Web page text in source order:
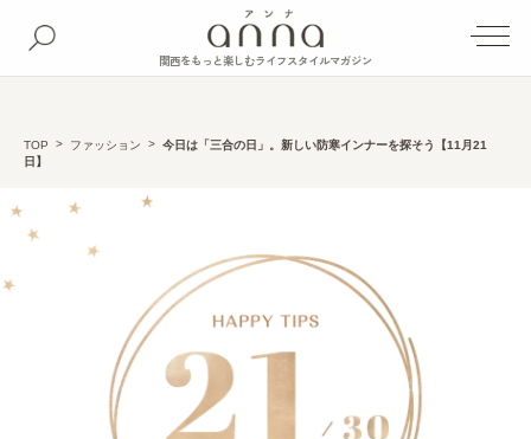
関西をもっと楽しむライフスタイルマガジン
TOP ファッション
今日は「三合の日」。新しい防寒インナーを探そう【11月21
日】